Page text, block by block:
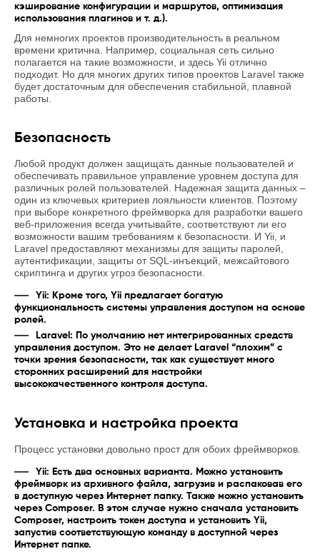
кэширование конфигурации и маршрутов, оптимизация
использования плагинов и т. д.).
Для немногих проектов производительность в реальном
времени критична. Например, социальная сеть сильно
полагается на такие возможности, и здесь Yii отлично
подходит. Но для многих других типов проектов Laravel также
будет достаточным для обеспечения стабильной, плавной
работы.
Безопасность
Любой продукт должен защищать данные пользователей и
обеспечивать правильное управление уровнем доступа для
различных ролей пользователей. Надежная защита данных –
один из ключевых критериев лояльности клиентов. Поэтому
при выборе конкретного фреймворка для разработки вашего
веб-приложения всегда учитывайте, соответствуют ли его
возможности вашим требованиям к безопасности. И Yii, и
Laravel предоставляют механизмы для защиты паролей,
аутентификации, защиты от SQL-инъекций, межсайтового
скриптинга и других угроз безопасности.
Yii: Кроме того, Yii предлагает богатую
функциональность системы управления доступом на основе
ролей.
Laravel: По умолчанию нет интегрированных средств
управления доступом. Это не делает Laravel “плохим” с
точки зрения безопасности, так как существует много
сторонних расширений для настройки
высококачественного контроля доступа.
Установка и настройка проекта
Процесс установки довольно прост для обоих фреймворков.
Yii: Есть два основных варианта. Можно установить
фреймворк из архивного файла, загрузив и распаковав его
в доступную через Интернет папку. Также можно установить
через Composer. В этом случае нужно сначала установить
Composer, настроить токен доступа и установить Yii,
запустив соответствующую команду в доступной через
Интернет папке.